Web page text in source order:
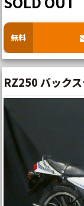
無料
RZ250 バック